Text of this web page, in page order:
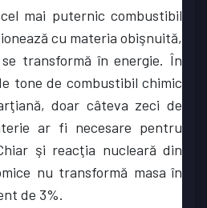
mai puternic combustibil
cu materia obişnuită,
transformă în energie. În
tone de combustibil chimic
doar câteva zeci de
ar fi necesare pentru
şi reacţia nucleară din
nu transformă masa în
de 3%.